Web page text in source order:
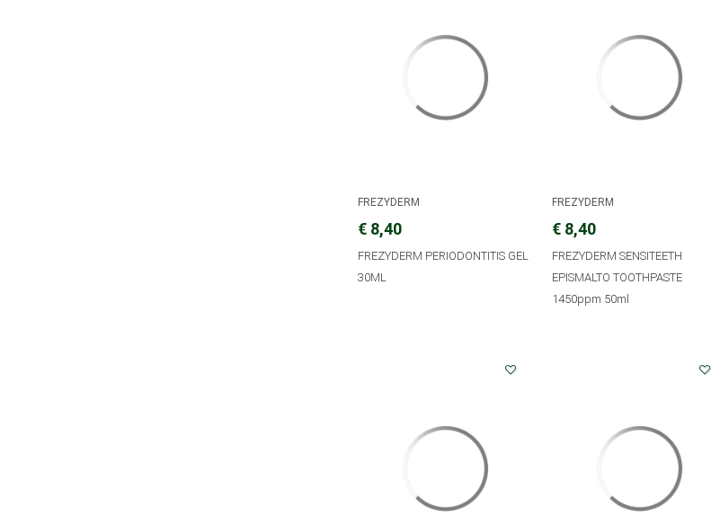
FREZYDERM
€ 8,40
FREZYDERM PERIODONTITIS GEL
30ML
FREZYDERM
€ 8,40
FREZYDERM SENSITEETH
EPISMALTO TOOTHPASTE
1450ppm 50ml